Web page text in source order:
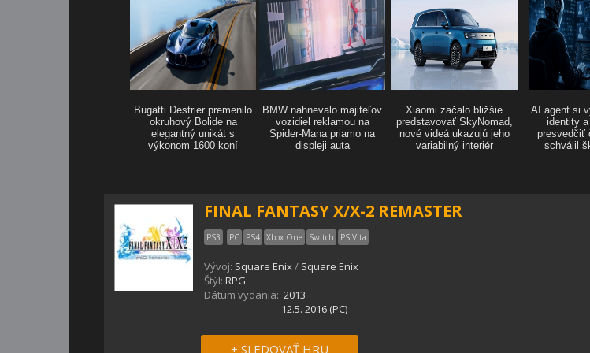
FINAL FANTASY X/X-2 REMASTER
PS3 PC PS4 Xbox One Switch PS Vita
Vývoj: Square Enix/ Square Enix
Štýl: RPG
Dátum vydania: 2013
12.5. 2016 (PC)
+ SLEDOVAŤ HRU